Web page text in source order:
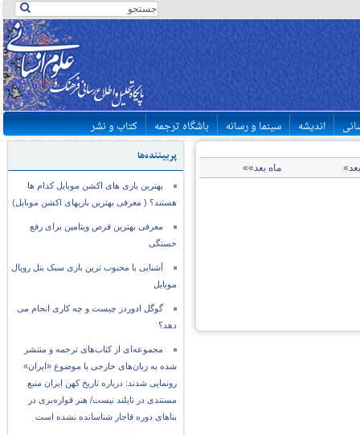
اندیشه سینما و رسانه باشگاه ترجمه کتاب و نشر
پربیننده‌ها
بهترین بازی های اکشن موبایل کدام ها
هستند؟ ( معرفی بهترین بازیهای اکشن موبایل)
معرفی بهترین قرص ویتامین برای رفع
خستگی
آشنایی با محبوب ترین بازی سبک بتل رویال
موبایل
گوگل ادوردز چیست و چه کاری انجام می
دهد؟
مجموعه‌ای از کتاب‌های ترجمه و منتشر
شده به زبان‌های خارجی با موضوع «ایران»
رونمایی شدند: درباره تاریخ کهن ایران منبع
مستندی در تایلند نیست/ هنر قواره‌بری در
بناهای دوره قاجار شناسانده نشده است
ماه بعد»»